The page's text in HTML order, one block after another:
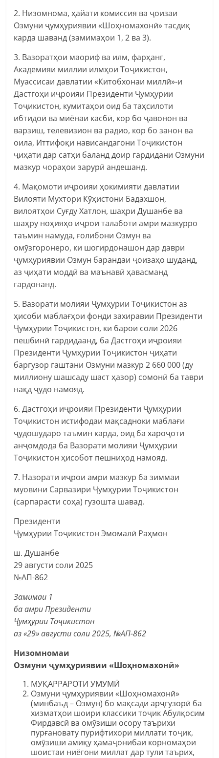
2. Низомнома, ҳайати комиссия ва ҷоизаи
Озмуни ҷумҳуриявии «Шоҳномахонӣ» тасдиқ
карда шаванд (замимаҳои 1, 2 ва 3).
3. Вазоратҳои маориф ва илм, фарҳанг,
Академияи миллии илмҳои Тоҷикистон,
Муассисаи давлатии «Китобхонаи миллӣ»-и
Дастгоҳи иҷроияи Президенти Ҷумҳурии
Тоҷикистон, кумитаҳои оид ба таҳсилоти
ибтидоӣ ва миёнаи касбӣ, кор бо ҷавонон ва
варзиш, телевизион ва радио, кор бо занон ва
оила, Иттифоқи нависандагони Тоҷикистон
ҷиҳати дар сатҳи баланд доир гардидани Озмуни
мазкур чораҳои зарурӣ андешанд.
4. Мақомоти иҷроияи ҳокимияти давлатии
Вилояти Мухтори Кӯҳистони Бадахшон,
вилоятҳои Суғду Хатлон, шаҳри Душанбе ва
шаҳру ноҳияҳо иҷрои талаботи амри мазкурро
таъмин намуда, ғолибони Озмун ва
омӯзгоронеро, ки шогирдонашон дар даври
ҷумҳуриявии Озмун барандаи ҷоизаҳо шуданд,
аз ҷиҳати моддӣ ва маънавӣ ҳавасманд
гардонанд.
5. Вазорати молияи Ҷумҳурии Тоҷикистон аз
ҳисоби маблағҳои фонди захиравии Президенти
Ҷумҳурии Тоҷикистон, ки барои соли 2026
пешбинӣ гардидаанд, ба Дастгоҳи иҷроияи
Президенти Ҷумҳурии Тоҷикистон ҷиҳати
баргузор гаштани Озмуни мазкур 2 660 000 (ду
миллиону шашсаду шаст ҳазор) сомонӣ ба таври
нақд ҷудо намояд.
6. Дастгоҳи иҷроияи Президенти Ҷумҳурии
Тоҷикистон истифодаи мақсадноки маблағи
ҷудошударо таъмин карда, оид ба хароҷоти
анҷомдода ба Вазорати молияи Ҷумҳурии
Тоҷикистон ҳисобот пешниҳод намояд.
7. Назорати иҷрои амри мазкур ба зиммаи
муовини Сарвазири Ҷумҳурии Тоҷикистон
(сарпарасти соҳа) гузошта шавад.
Президенти
Ҷумҳурии Тоҷикистон Эмомалӣ Раҳмон
ш. Душанбе
29 августи соли 2025
№АП-862
Замимаи 1
ба амри Президенти
Ҷумҳурии Тоҷикистон
аз «29» августи соли 2025, №АП-862
Низомномаи
Озмуни ҷумҳуриявии «Шоҳномахонӣ»
МУҚАРРАРОТИ УМУМӢ
Озмуни ҷумҳуриявии «Шоҳномахонӣ»
(минбаъд – Озмун) бо мақсади арҷгузорӣ ба
хизматҳои шоири классики тоҷик Абулқосим
Фирдавсӣ ва омӯзиши осору таърихи
пурғановату пурифтихори миллати тоҷик,
омӯзиши амиқу ҳамаҷонибаи корномаҳои
шоистаи ниёгони миллат дар тули таърих,